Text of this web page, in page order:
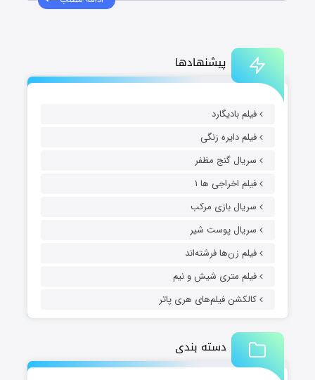
پیشنهادها
فیلم بادیگارد
فیلم دایره زنگی
سریال گنج مظفر
فیلم اخراجی ها ۱
سریال بازی مرکب
سریال پوست شیر
فیلم زن‌ها فرشته‌اند
فیلم متری شیش و نیم
کالکشن فیلم‌های هری پاتر
دسته بندی